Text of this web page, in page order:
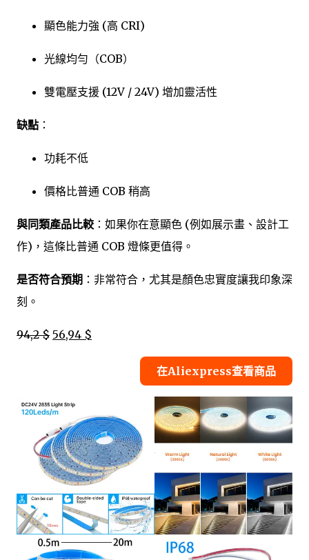
顯色能力強 (高 CRI)
光線均勻（COB）
雙電壓支援 (12V / 24V) 增加靈活性
缺點 ：
功耗不低
價格比普通 COB 稍高
與同類產品比較 ：如果你在意顯色 (例如展示畫、設計工
作)，這條比普通 COB 燈條更值得。
是否符合預期 ：非常符合，尤其是顏色忠實度讓我印象深
刻。
94,2 $ 56,94 $
在Aliexpress查看商品